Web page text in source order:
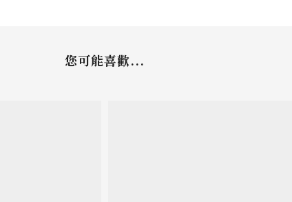
您可能喜歡...